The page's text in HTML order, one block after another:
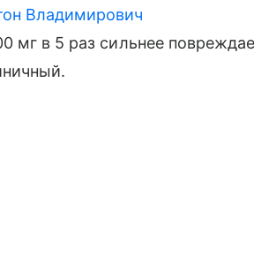
Владимирович
мг в 5 раз сильнее